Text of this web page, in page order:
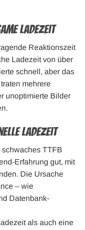
Ladezeit
Reaktionszeit
Ladezeit von über
schnell, aber das
mehrere
unoptimierte Bilder
Ladezeit
TTFB
Erfahrung gut, mit
Die Ursache
– wie
Datenbank-
als auch eine